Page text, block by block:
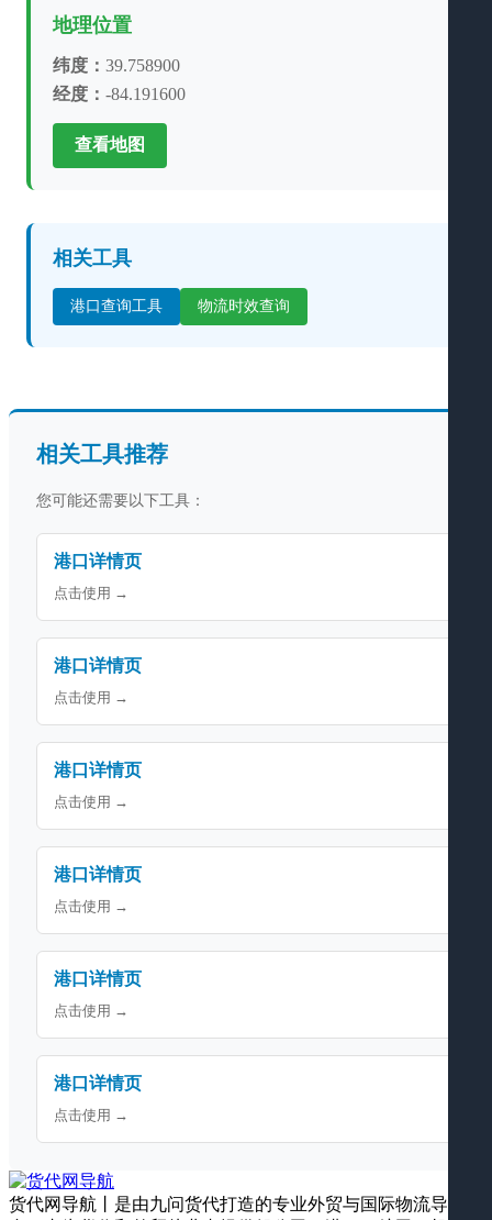
地理位置
纬度： 39.758900
经度： -84.191600
查看地图
相关工具
港口查询工具 物流时效查询
相关工具推荐
您可能还需要以下工具：
港口详情页
点击使用 →
港口详情页
点击使用 →
港口详情页
点击使用 →
港口详情页
点击使用 →
港口详情页
点击使用 →
港口详情页
点击使用 →
货代网导航丨是由九问货代打造的专业外贸与国际物流导航平